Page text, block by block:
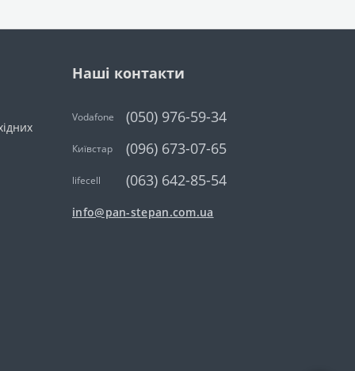
Наші контакти
Vodafone (050) 976-59-34
Київстар (096) 673-07-65
lifecell (063) 642-85-54
info@pan-stepan.com.ua